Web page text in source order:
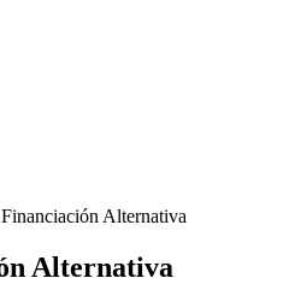
Alternativa
Alternativa